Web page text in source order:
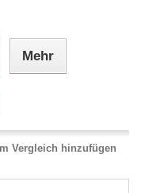
Mehr
Vergleich hinzufügen